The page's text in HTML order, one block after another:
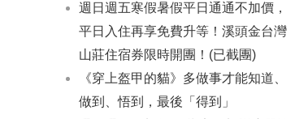
週日週五寒假暑假平日通通不加價，
平日入住再享免費升等！溪頭金台灣
山莊住宿券限時開團！(已截團)
《穿上盔甲的貓》多做事才能知道、
做到、悟到，最後「得到」